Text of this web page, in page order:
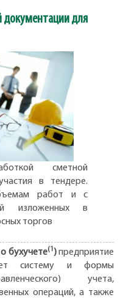
документации для
сметной
в тендере.
работ и с
изложенных в
торгов
бухучете(1 )предприятие
систему и формы
учета,
операций, а также